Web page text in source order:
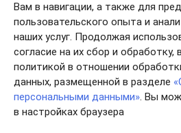
Вам в навигации, а также для
пользовательского опыта и
наших услуг. Продолжая
согласие на их сбор и обработку,
политикой в отношении
данных, размещенной в разделе
персональными данными». Вы
в настройках браузера
Приказ от 05.05.2026 №38
О внесении изменений в
Департамента социальной
защиты населения
области от 28.10.2014 №
о.д.н. «Об утверждении
нормативов штатной
организаций социального